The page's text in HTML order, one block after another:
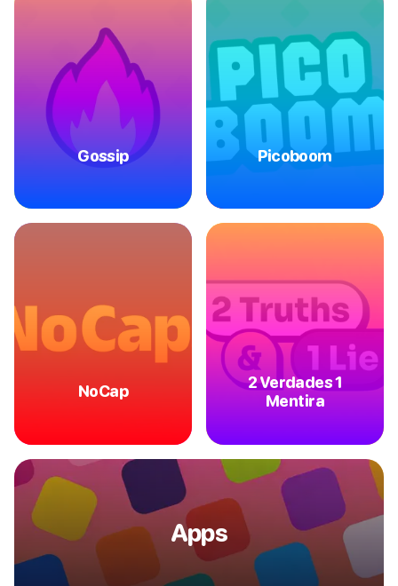
Gossip Picoboom
NoCap
2 Verdades 1
Mentira
Apps